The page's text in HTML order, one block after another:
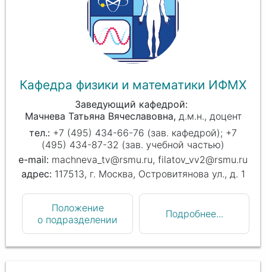
Кафедра физики и математики ИФМХ
Заведующий кафедрой
Мачнева Татьяна Вячеславовна д.м.н., доцент
+7 (495) 434-66-76 (зав. кафедрой); +7
(495) 434-87-32 (зав. учебной частью)
machneva_tv@rsmu.ru, filatov_vv2@rsmu.ru
117513, г. Москва, Островитянова ул., д. 1
Положение
о подразделении
Подробнее...